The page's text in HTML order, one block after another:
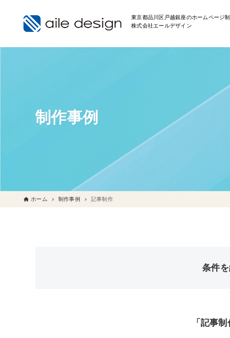
東京都品川区戸越銀座のホームページ
株式会社エールデザイン
制作事例
ホーム 制作事例 記事制作
条件
「記事